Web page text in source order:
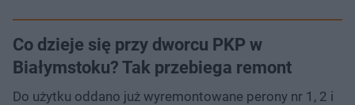
Co dzieje się przy dworcu PKP w
Białymstoku? Tak przebiega remont
Do użytku oddano już wyremontowane perony nr 1, 2 i